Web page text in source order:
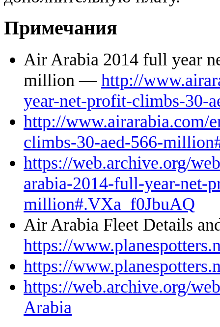
Примечания
Air Arabia 2014 full year
million — http://
year-net-profit-climbs-30-
http://www.airarabia.com/
climbs-30-aed-566-
https://web.archive.org/
arabia-2014-full-year-net-
million#.VXa_f0JbuAQ
Air Arabia Fleet Details
https://
https://
https://web.archive.org/
Arabia